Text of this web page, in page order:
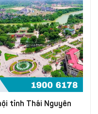
tỉnh Thái Nguyên